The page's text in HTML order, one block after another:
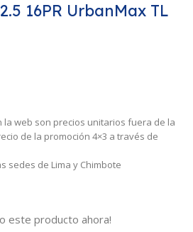
16PR UrbanMax TL
la web son precios unitarios fuera de la
de la promoción 4×3 a través de
sedes de Lima y Chimbote
este producto ahora!